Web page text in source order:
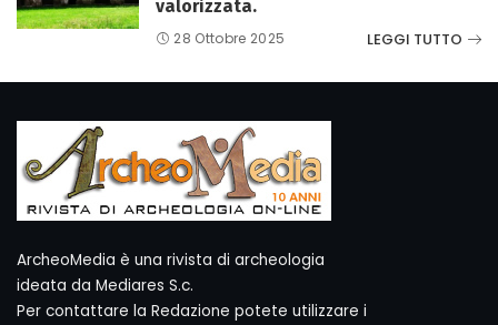
valorizzata.
28 Ottobre 2025 LEGGI TUTTO
ArcheoMedia è una rivista di archeologia
ideata da Mediares S.c.
Per contattare la Redazione potete utilizzare i